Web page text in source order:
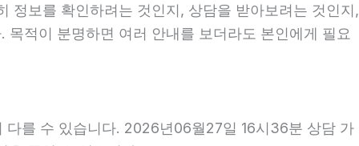
정보를 확인하려는 것인지, 상담을 받아보려는 것인지,
적이 분명하면 여러 안내를 보더라도 본인에게 필요
다를 수 있습니다. 2026년06월27일 16시36분 상담 가